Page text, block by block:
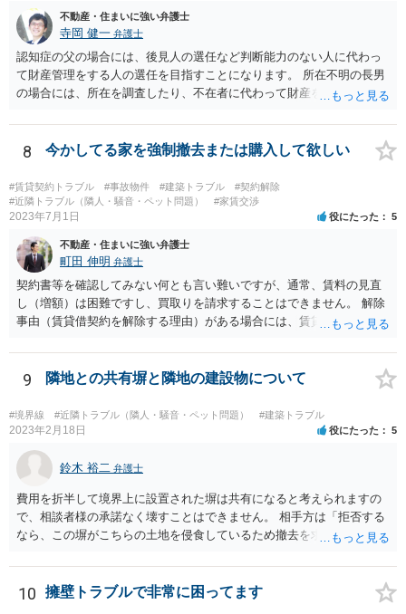
不動産・住まいに強い弁護士
寺岡 健一 弁護士
認知症の父の場合には、後見人の選任など判断能力のない人に代わっ
て財産管理をする人の選任を目指すことになります。 所在不明の長男
の場合には、所在を調査したり、不在者に代わって財産を管理する人
8 今かしてる家を強制撤去または購入して欲しい
#賃貸契約トラブル #事故物件 #建築トラブル
#契約解除
#近隣トラブル（隣人・騒音・ペット問題）
#家賃交渉
2023年7月1日 役にたった 5
不動産・住まいに強い弁護士
町田 伸明 弁護士
契約書等を確認してみない何とも言い難いですが、通常、賃料の見直
し（増額）は困難ですし、買取りを請求することはできません。 解除
事由（賃貸借契約を解除する理由）がある場合には、賃貸借契約を解
めることができる状況であれば、事実上、賃料の見直し（増額）や買
取りの交渉をすることもあり得るでしょう。 反対に、明け渡しを求め
ることが難しいのであれば、賃料の見直し（増額）や買取りの交渉も
困難とならざるを得ないでしょう。 いずれにしても、（強制的な）明
け渡しなどの請求もお考えなのであれば、現況や契約書等の確認が不
可欠ですから、資料等一式を持参して弁護士にご相談された方がよい
かと思います。
9 隣地との共有塀と隣地の建設物について
#境界線 #近隣トラブル（隣人・騒音・ペット問題） #建築トラブル
2023年2月18日 役にたった 5
鈴木 裕二 弁護士
費用を折半して境界上に設置された塀は共有になると考えられますの
で、相談者様の承諾なく壊すことはできません。 相手方は「拒否する
なら、この塀がこちらの土地を侵食しているため撤去を求める手続き
ているわけですから、相談者様の同意なく塀の撤去を求めることは法
的には難しいように思われます。 また、「隣地（相談者様）の許可」
というのが何の許可を示しているのか判然としませんが、一般に、高
10 擁壁トラブルで非常に困ってます